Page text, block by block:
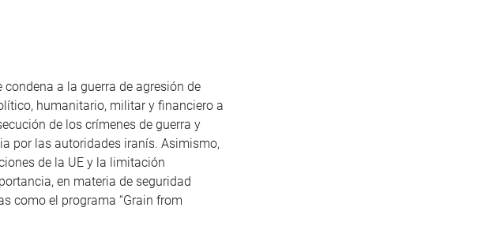
condena a la guerra de agresión de
humanitario, militar y financiero a
de los crímenes de guerra y
por las autoridades iranís. Asimismo,
de la UE y la limitación
en materia de seguridad
como el programa “Grain from